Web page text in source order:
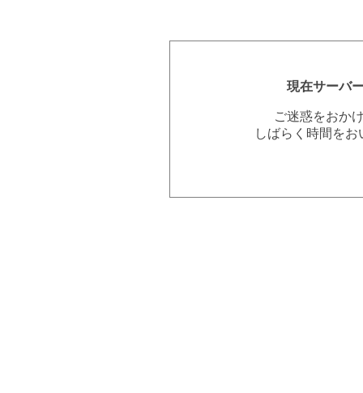
現在サーバ
ご迷惑をおか
しばらく時間を